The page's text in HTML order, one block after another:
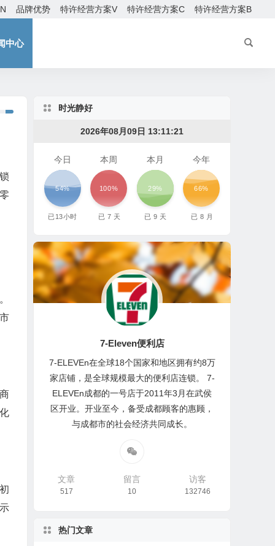
品牌优势 特许经营方案V 特许经营方案C 特许经营方案B
中心
时光静好
2026年08月09日 13:11:23
今日
54%
已13小时
本周
100%
已 7 天
本月
29%
已 9 天
今年
66%
已 8 月
7-Eleven便利店
7-ELEVEn在全球18个国家和地区拥有约8万
家店铺，是全球规模最大的便利店连锁。 7-
ELEVEn成都的一号店于2011年3月在武侯
区开业。开业至今，备受成都顾客的惠顾，
与成都市的社会经济共同成长。
文章
517
留言
10
访客
132746
热门文章